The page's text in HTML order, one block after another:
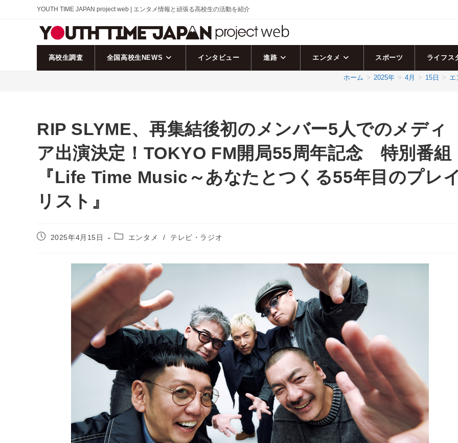
YOUTH TIME JAPAN project web | エンタメ情報と頑張る高校生の活動を紹介
高校生調査 全国高校生NEWS インタビュー 進路 エンタメ スポーツ ライフス
ホーム > 2025年 > 4月 > 15日 > エ
RIP SLYME、再集結後初のメンバー5人でのメディ
ア出演決定！TOKYO FM開局55周年記念 特別番組
『Life Time Music～あなたとつくる55年目のプレ
リスト』
投
2025年4月15日
投
テ
ゴ
リ
エンタメ / テレビ・ラジオ